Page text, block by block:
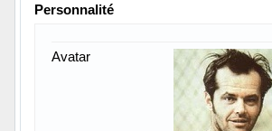
Personnalité
Avatar